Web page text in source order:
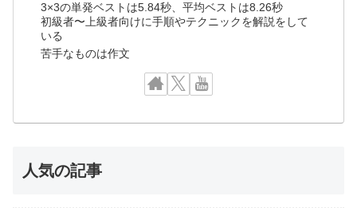
3×3の単発ベストは5.84秒、平均ベストは8.26秒
初級者〜上級者向けに手順やテクニックを解説をして
いる
苦手なものは作文
人気の記事